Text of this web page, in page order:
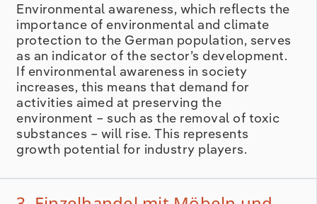
Environmental awareness, which reflects the
importance of environmental and climate
protection to the German population, serves
as an indicator of the sector’s development.
If environmental awareness in society
increases, this means that demand for
activities aimed at preserving the
environment – such as the removal of toxic
substances – will rise. This represents
growth potential for industry players.